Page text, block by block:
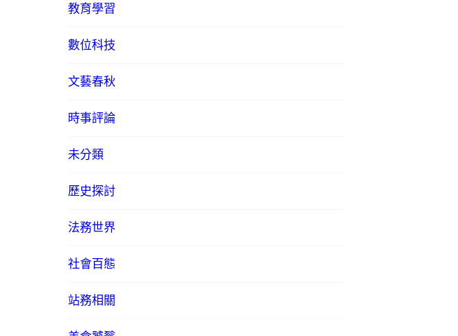
教育學習
數位科技
文藝春秋
時事評論
未分類
歷史探討
法務世界
社會百態
站務相關